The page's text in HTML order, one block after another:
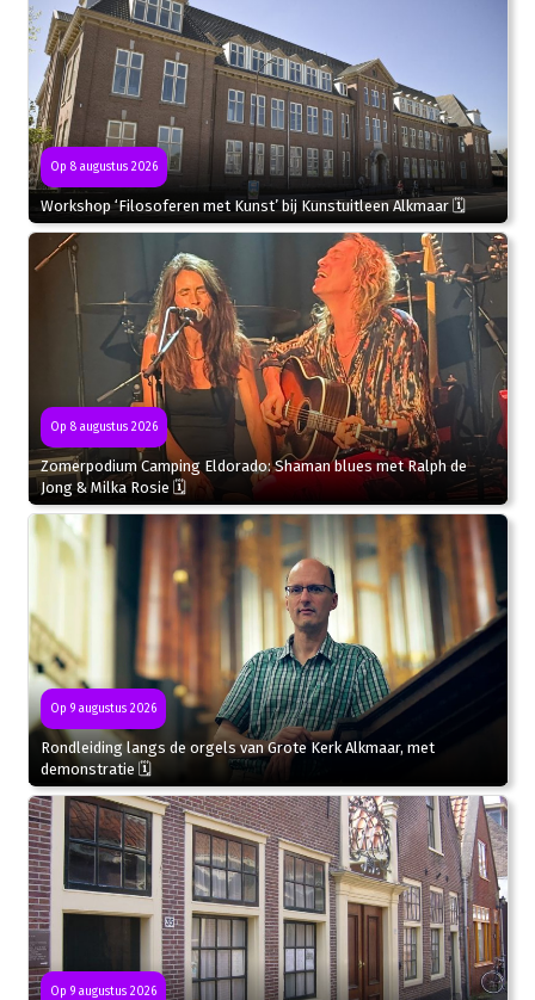
Op 8 augustus 2026
Workshop ‘Filosoferen met Kunst’ bij Kunstuitleen Alkmaar 🗓
Op 8 augustus 2026
Zomerpodium Camping Eldorado: Shaman blues met Ralph de
Jong & Milka Rosie 🗓
Op 9 augustus 2026
Rondleiding langs de orgels van Grote Kerk Alkmaar, met
demonstratie 🗓
Op 9 augustus 2026